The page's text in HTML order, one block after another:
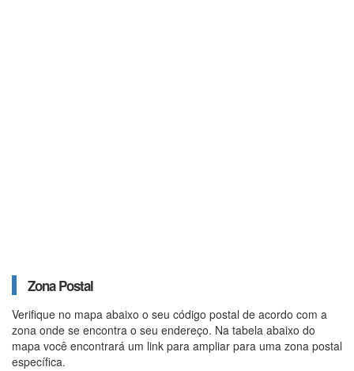
Zona Postal
Verifique no mapa abaixo o seu código postal de acordo com a
zona onde se encontra o seu endereço. Na tabela abaixo do
mapa você encontrará um link para ampliar para uma zona postal
específica.